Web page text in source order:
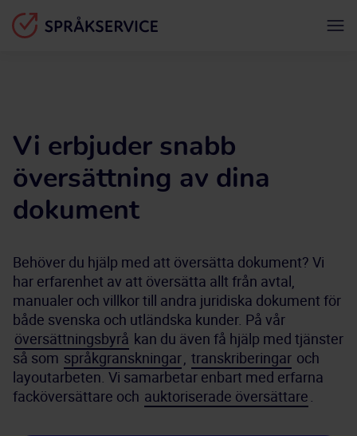
Vi erbjuder snabb
översättning av dina
dokument
Behöver du hjälp med att översätta dokument? Vi
har erfarenhet av att översätta allt från avtal,
manualer och villkor till andra juridiska dokument för
översättningsbyrå kan du även få hjälp med tjänster
så som språkgranskningar, transkriberingar och
layoutarbeten. Vi samarbetar enbart med erfarna
facköversättare och auktoriserade översättare.